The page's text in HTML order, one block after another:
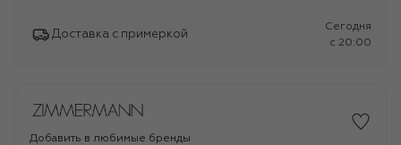
Доставка с примеркой
Сегодня
c 20:00
Добавить в любимые бренды